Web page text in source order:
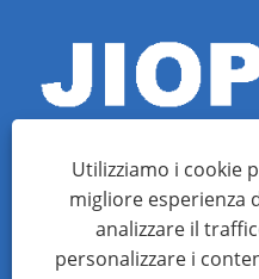
Copyright © 2022 Shenzhen
telemetro laser, fotocamera zoom
Utilizziamo i cookie
migliore esperienza
analizzare il
personalizzare i